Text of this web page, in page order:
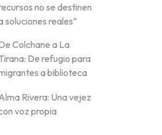
no se destinen
soluciones reales”
Colchane a La
De refugio para
a biblioteca
Rivera: Una vejez
voz propia